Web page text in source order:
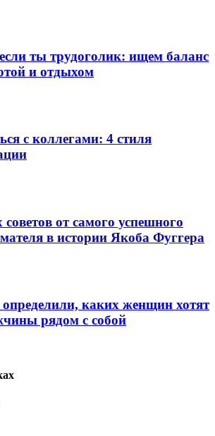
ты трудоголик: ищем баланс
и отдыхом
с коллегами: 4 стиля
от самого успешного
в истории Якоба Фуггера
каких женщин хотят
рядом с собой